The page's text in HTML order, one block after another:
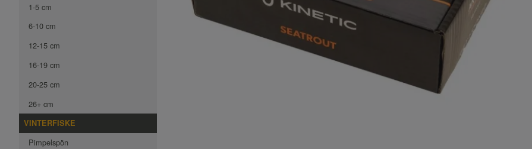
1-5 cm
6-10 cm
12-15 cm
16-19 cm
20-25 cm
26+ cm
VINTERFISKE
Pimpelspön